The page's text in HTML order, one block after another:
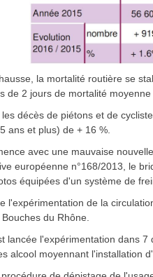
la mortalité routière se
de 2 jours de mortalité
décès de piétons et de
ans et plus) de + 16 %.
avec une mauvaise
européenne n°168/2013, le
équipées d'un système de
l'expérimentation de la
du Rhône.
lancée l'expérimentation dans
alcool moyennant l'installation